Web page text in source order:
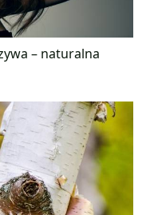
– naturalna